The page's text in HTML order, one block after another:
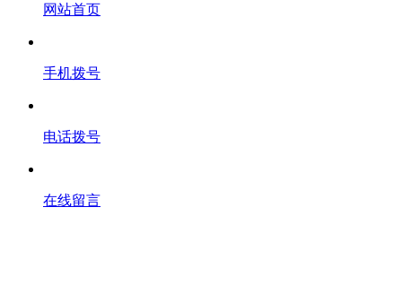
网站首页
手机拨号
电话拨号
在线留言